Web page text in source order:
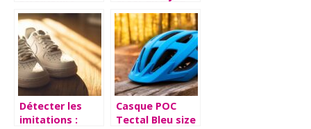
capuche avec
divers styles
vestimentaires
personnalisé
Détecter les
imitations :
Casque POC
Tectal Bleu size